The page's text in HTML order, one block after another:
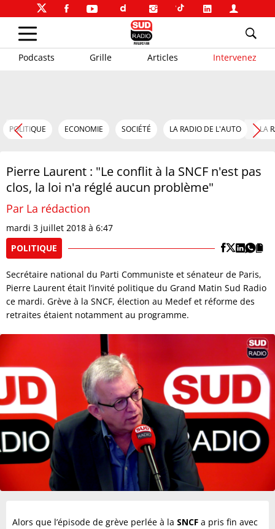
Podcasts Grille Articles Intervenez
POLITIQUE ECONOMIE SOCIÉTÉ LA RADIO DE L'AUTO LA
Pierre Laurent : "Le conflit à la SNCF n'est pas
clos, la loi n'a réglé aucun problème"
Par La rédaction
mardi 3 juillet 2018 à 6:47
POLITIQUE
Secrétaire national du Parti Communiste et sénateur de Paris,
Pierre Laurent était l’invité politique du Grand Matin Sud Radio
ce mardi. Grève à la SNCF, élection au Medef et réforme des
retraites étaient notamment au programme.
Alors que l’épisode de grève perlée à la SNCF a pris fin avec